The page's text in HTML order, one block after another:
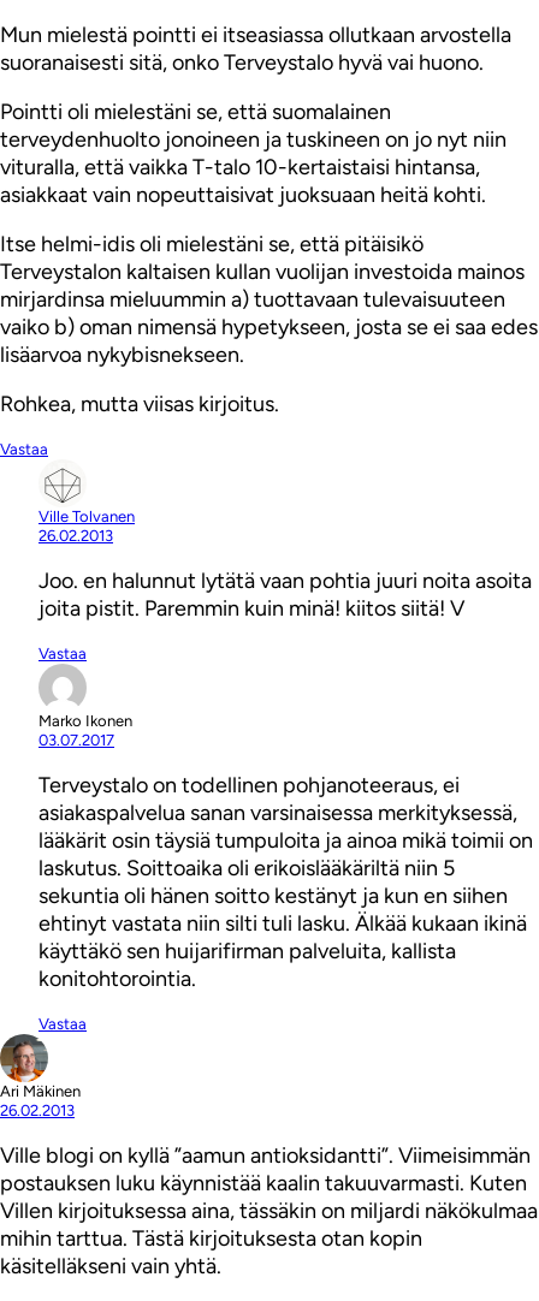
Mun mielestä pointti ei itseasiassa ollutkaan arvostella
suoranaisesti sitä, onko Terveystalo hyvä vai huono.
Pointti oli mielestäni se, että suomalainen
terveydenhuolto jonoineen ja tuskineen on jo nyt niin
vituralla, että vaikka T-talo 10-kertaistaisi hintansa,
asiakkaat vain nopeuttaisivat juoksuaan heitä kohti.
Itse helmi-idis oli mielestäni se, että pitäisikö
Terveystalon kaltaisen kullan vuolijan investoida mainos
mirjardinsa mieluummin a) tuottavaan tulevaisuuteen
vaiko b) oman nimensä hypetykseen, josta se ei saa edes
lisäarvoa nykybisnekseen.
Rohkea, mutta viisas kirjoitus.
Vastaa
Ville Tolvanen
26.02.2013
Joo. en halunnut lytätä vaan pohtia juuri noita asoita
joita pistit. Paremmin kuin minä! kiitos siitä! V
Vastaa
Marko Ikonen
03.07.2017
Terveystalo on todellinen pohjanoteeraus, ei
asiakaspalvelua sanan varsinaisessa merkityksessä,
lääkärit osin täysiä tumpuloita ja ainoa mikä toimii on
laskutus. Soittoaika oli erikoislääkäriltä niin 5
sekuntia oli hänen soitto kestänyt ja kun en siihen
ehtinyt vastata niin silti tuli lasku. Älkää kukaan ikinä
käyttäkö sen huijarifirman palveluita, kallista
konitohtorointia.
Vastaa
Ari Mäkinen
26.02.2013
Ville blogi on kyllä ”aamun antioksidantti”. Viimeisimmän
postauksen luku käynnistää kaalin takuuvarmasti. Kuten
Villen kirjoituksessa aina, tässäkin on miljardi näkökulmaa
mihin tarttua. Tästä kirjoituksesta otan kopin
käsitelläkseni vain yhtä.